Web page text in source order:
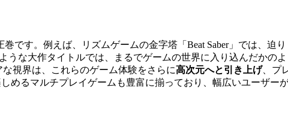
です。例えば、リズムゲームの金字塔「Beat Saber」では、迫
な大作タイトルでは、まるでゲームの世界に入り込んだかの
な視界は、これらのゲーム体験をさらに高次元へと引き上げ、プ
めるマルチプレイゲームも豊富に揃っており、幅広いユーザー